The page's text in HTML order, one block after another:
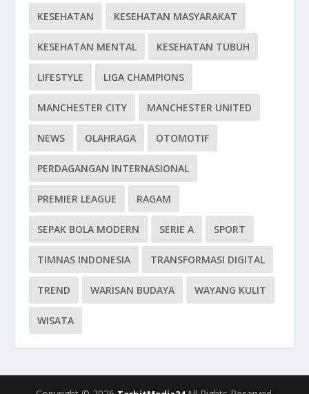
KESEHATAN KESEHATAN MASYARAKAT
KESEHATAN MENTAL KESEHATAN TUBUH
LIFESTYLE LIGA CHAMPIONS
MANCHESTER CITY MANCHESTER UNITED
NEWS OLAHRAGA OTOMOTIF
PERDAGANGAN INTERNASIONAL
PREMIER LEAGUE RAGAM
SEPAK BOLA MODERN SERIE A SPORT
TIMNAS INDONESIA TRANSFORMASI DIGITAL
TREND WARISAN BUDAYA WAYANG KULIT
WISATA